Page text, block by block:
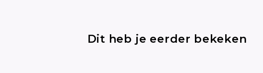
Dit heb je eerder bekeken